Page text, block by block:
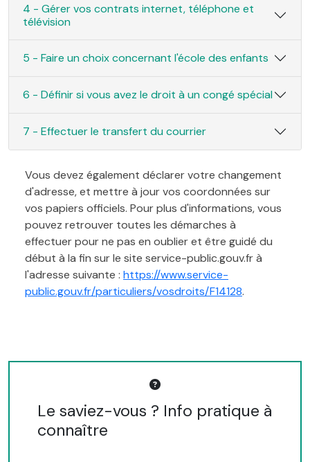
4 - Gérer vos contrats internet, téléphone et
télévision
5 - Faire un choix concernant l'école des enfants
6 - Définir si vous avez le droit à un congé spécial
7 - Effectuer le transfert du courrier
Vous devez également déclarer votre changement
d'adresse, et mettre à jour vos coordonnées sur
vos papiers officiels. Pour plus d'informations, vous
pouvez retrouver toutes les démarches à
effectuer pour ne pas en oublier et être guidé du
début à la fin sur le site service-public.gouv.fr à
l'adresse suivante : https://www.service-
public.gouv.fr/particuliers/vosdroits/F14128.
Le saviez-vous ? Info pratique à
connaître